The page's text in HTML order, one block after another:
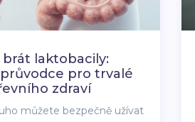
laktobacily:
pro trvalé
zdraví
můžete bezpečně užívat